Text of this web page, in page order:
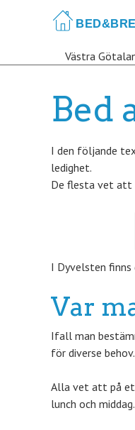
Västra
Bed
I den följande
ledighet.
De flesta vet att
I Dyvelsten
Var
Ifall man
för diverse behov.
Alla vet att på
lunch och middag.